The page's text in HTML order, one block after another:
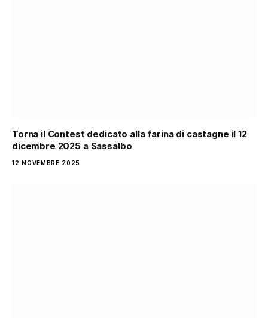
Torna il Contest dedicato alla farina di castagne il 12
dicembre 2025 a Sassalbo
12 NOVEMBRE 2025